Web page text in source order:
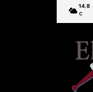
14.8
C